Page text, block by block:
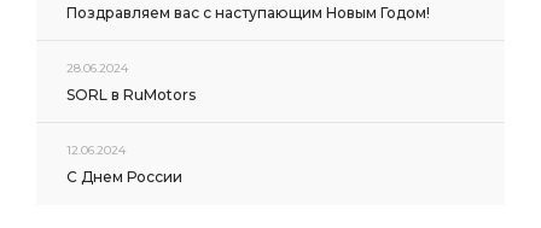
Поздравляем вас с наступающим Новым Годом!
28.06.2024
SORL в RuMotors
12.06.2024
С Днем России